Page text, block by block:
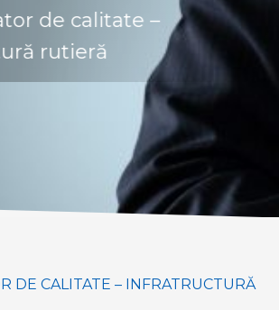
de calitate –
rutieră
DE CALITATE – INFRATRUCTURĂ